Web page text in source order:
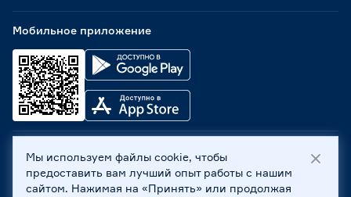
Мобильное приложение
ООО «Бауцентр Рус» 2004 -2026, 236029, г. Калининград,
ул. А.Невского, 205. ИНН 7702596813, КПП 390601001 ©
Все права защищены
Мы используем файлы cookie, чтобы
предоставить вам лучший опыт работы с нашим
сайтом. Нажимая на «Принять» или продолжая